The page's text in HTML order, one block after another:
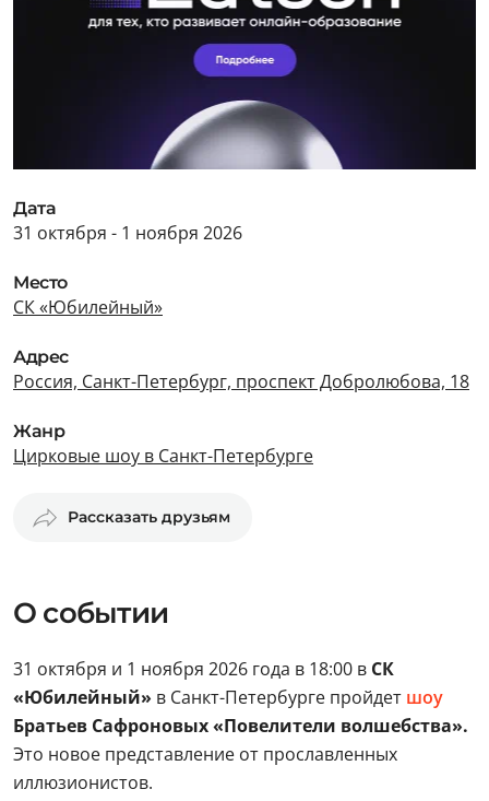
Дата
31 октября - 1 ноября 2026
Место
СК «Юбилейный»
Адрес
Россия, Санкт-Петербург, проспект Добролюбова, 18
Жанр
Цирковые шоу в Санкт-Петербурге
Рассказать друзьям
О событии
31 октября и 1 ноября 2026 года в 18:00 в СК
«Юбилейный» в Санкт-Петербурге пройдет шоу
Братьев Сафроновых «Повелители волшебства».
Это новое представление от прославленных
иллюзионистов.